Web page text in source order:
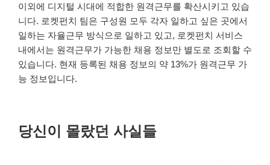
이외에 디지털 시대에 적합한 원격근무를 확산시키고 있습
니다. 로켓펀치 팀은 구성원 모두 각자 일하고 싶은 곳에서
일하는 자율근무 방식으로 일하고 있고, 로켓펀치 서비스
내에서는 원격근무가 가능한 채용 정보만 별도로 조회할 수
있습니다. 현재 등록된 채용 정보의 약 13%가 원격근무 가
능 정보입니다.
당신이 몰랐던 사실들